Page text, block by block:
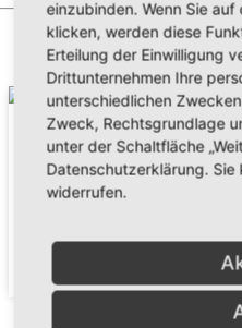
einzubinden. Wenn Sie auf
klicken, werden diese
Erteilung der Einwilligung
Drittunternehmen Ihre
unterschiedlichen
Zweck, Rechtsgrundlage
unter der Schaltfläche
Datenschutzerklärung. Sie
widerrufen.